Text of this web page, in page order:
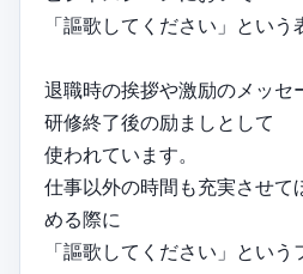
「謳歌してください」という
退職時の挨拶や激励のメッセ
研修終了後の励ましとして
使われています。
仕事以外の時間も充実させて
める際に
「謳歌してください」という